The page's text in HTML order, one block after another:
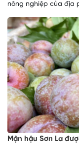
nông nghiệp của địa
Mận hậu Sơn La